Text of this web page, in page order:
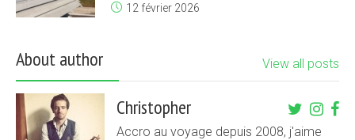
12 février 2026
About author View all posts
Christopher
Accro au voyage depuis 2008, j'aime